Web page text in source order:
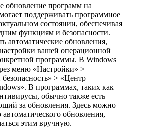
обновление программ на
поддерживать программное
состоянии, обеспечивая
функциям и безопасности.
автоматические обновления,
вашей операционной
программы. В Windows
меню «Настройки» >
> «Центр
В программах, таких как
обычно также есть
за обновления. Здесь можно
обновления,
этим вручную.